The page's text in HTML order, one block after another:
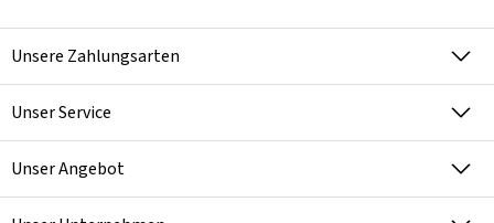
Unsere Zahlungsarten
Unser Service
Unser Angebot